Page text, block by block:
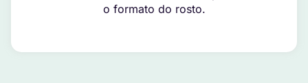
o formato do rosto.